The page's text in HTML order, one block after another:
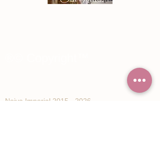
Noiva Imperial 2015 - 2026